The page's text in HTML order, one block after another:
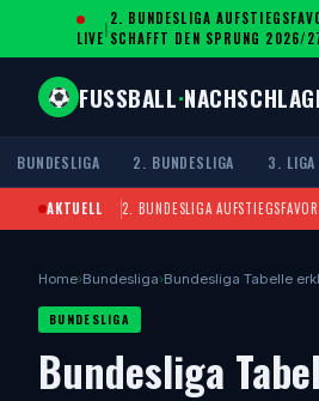
LIVE
|
2. BUNDESLIGA
SCHAFFT DEN SPRUNG 2026/
FUSSBALL·
BUNDESLIGA 2. BUNDESLIGA 3. LIGA
AKTUELL 2. BUNDESLIGA
Home›Bundesliga›Bundesliga Tabelle
BUNDESLIGA
Bundesliga